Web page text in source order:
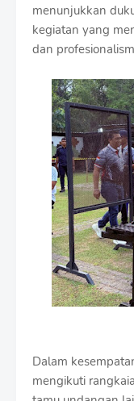
menunjukkan
kegiatan yang
dan
Dalam
mengikuti